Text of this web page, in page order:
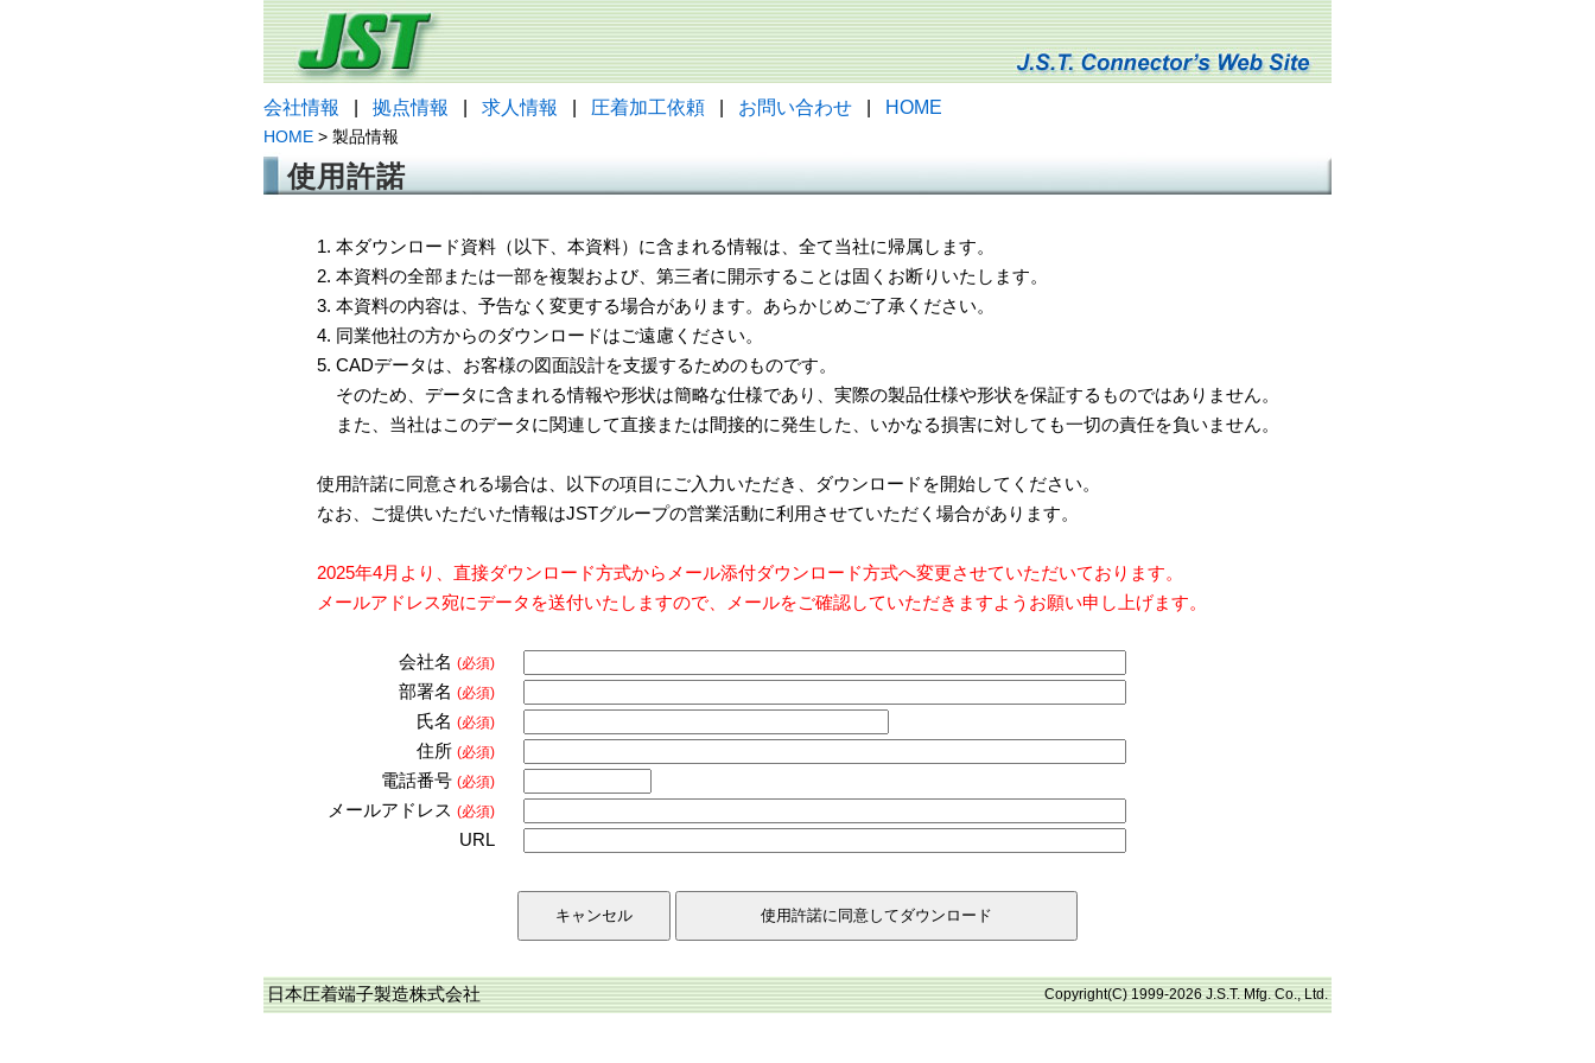
会社情報 拠点情報 求人情報 圧着加工依頼 お問い合わせ HOME
HOME > 製品情報
使用許諾
1. 本ダウンロード資料（以下、本資料）に含まれる情報は、全て当社に帰属します。
2. 本資料の全部または一部を複製および、第三者に開示することは固くお断りいたします。
3. 本資料の内容は、予告なく変更する場合があります。あらかじめご了承ください。
4. 同業他社の方からのダウンロードはご遠慮ください。
5. CADデータは、お客様の図面設計を支援するためのものです。
そのため、データに含まれる情報や形状は簡略な仕様であり、実際の製品仕様や形状を保証するものではありません。
また、当社はこのデータに関連して直接または間接的に発生した、いかなる損害に対しても一切の責任を負いません。
使用許諾に同意される場合は、以下の項目にご入力いただき、ダウンロードを開始してください。
なお、ご提供いただいた情報はJSTグループの営業活動に利用させていただく場合があります。
2025年4月より、直接ダウンロード方式からメール添付ダウンロード方式へ変更させていただいております。
メールアドレス宛にデータを送付いたしますので、メールをご確認していただきますようお願い申し上げます。
会社名 (必須)
部署名 (必須)
氏名 (必須)
住所 (必須)
電話番号 (必須)
メールアドレス (必須)
URL
日本圧着端子製造株式会社 Copyright(C) 1999-2026 J.S.T. Mfg. Co., Ltd.